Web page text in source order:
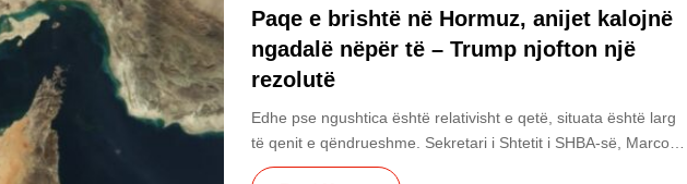
Paqe e brishtë në Hormuz, anijet kalojnë
ngadalë nëpër të – Trump njofton një
rezolutë
Edhe pse ngushtica është relativisht e qetë, situata është larg
të qenit e qëndrueshme. Sekretari i Shtetit i SHBA-së, Marco…